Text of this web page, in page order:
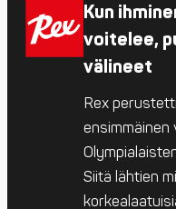
Kun
voitelee,
välineet
Rex
ensimmäinen
Siitä lähtien